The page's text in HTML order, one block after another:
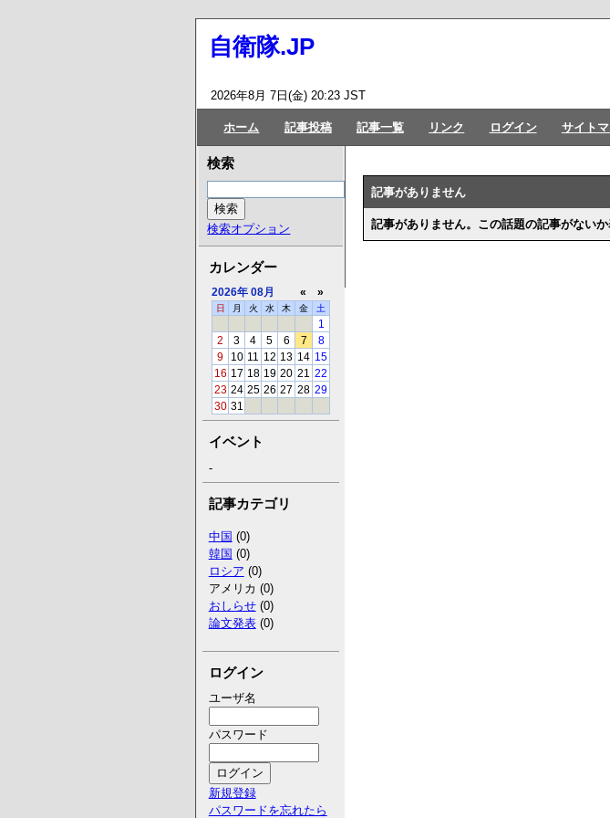
自衛隊.JP
2026年8月 7日(金) 20:23 JST
ホーム 記事投稿 記事一覧 リンク ログイン サイト
記事がありません
記事がありません。この話題の記事がない
検索
検索オプション
カレンダー
2026年 08月 « »
日 月 火 水 木 金 土
1
2
3 4 5 6 7
8
9
10 11 12 13 14 15
16 17 18 19 20 21
22
23 24 25 26 27 28 29
30 31
イベント
-
記事カテゴリ
中国 (0)
韓国 (0)
ロシア (0)
アメリカ (0)
おしらせ(0)
論文発表(0)
ログイン
ユーザ名
パスワード
新規登録
パスワードを忘れたら